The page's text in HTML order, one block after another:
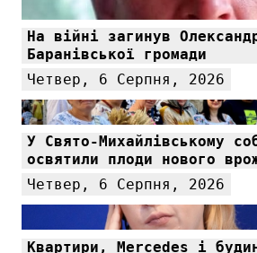
На війні загинув
Баранівської громади
Четвер, 6 Серпня, 2026
У Свято-Михайлівському
освятили плоди нового
Четвер, 6 Серпня, 2026
Квартири, Mercedes і